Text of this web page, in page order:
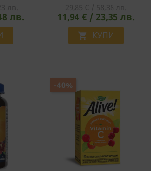
За 6
лв.
Желирани Таблетки
11,94 € / 23,35 лв.
 КУПИ
-40%